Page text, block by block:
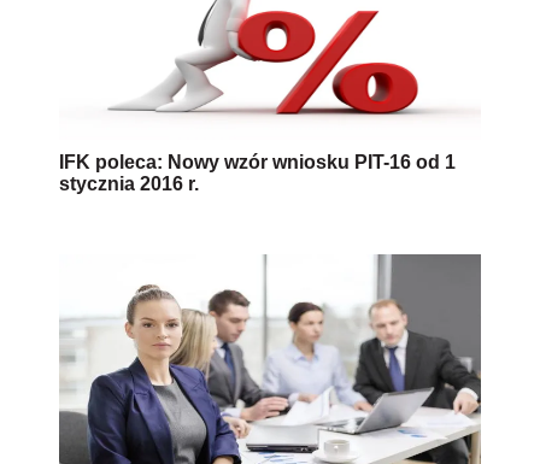
IFK poleca: Nowy wzór wniosku PIT-16 od 1
stycznia 2016 r.